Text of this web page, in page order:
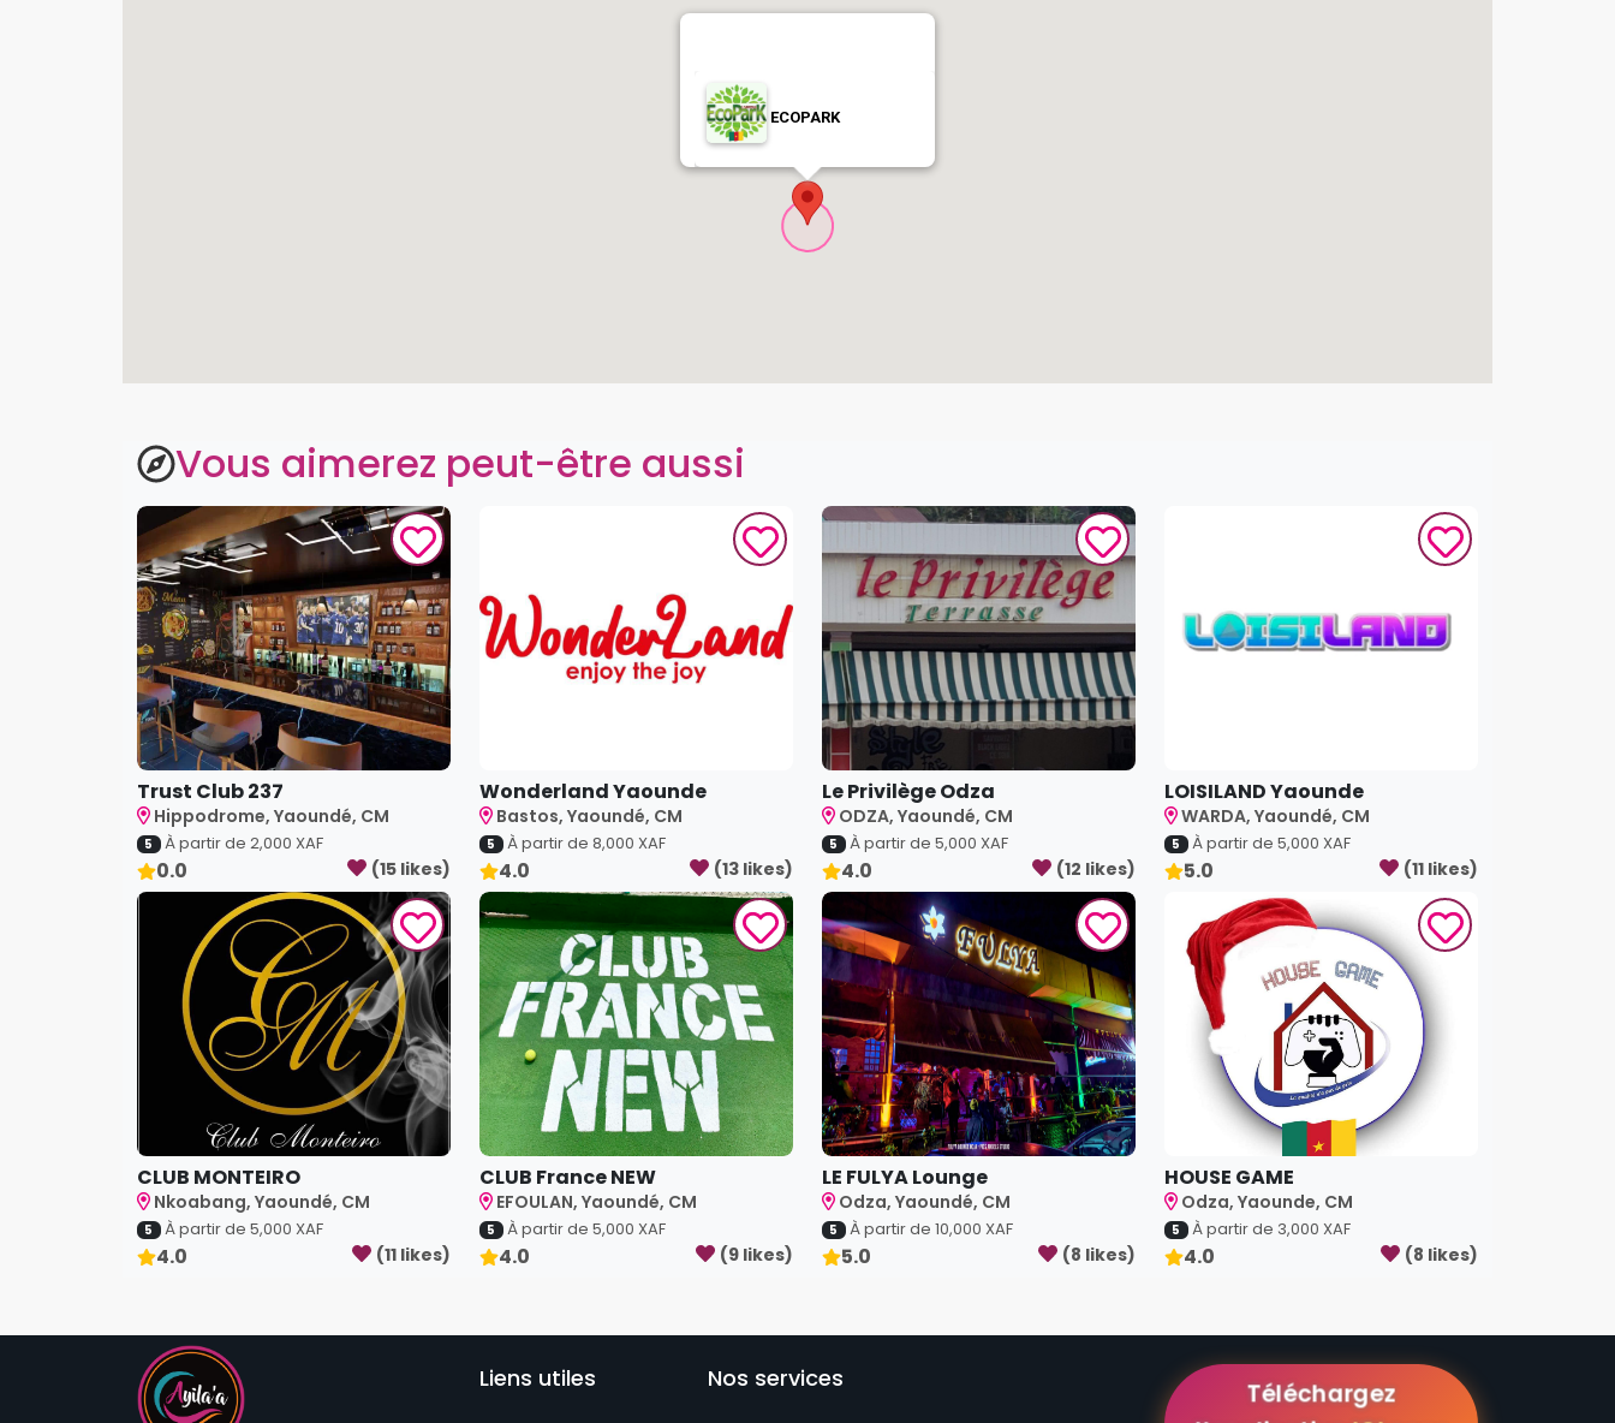
ECOPARK
Vous aimerez peut-être aussi
Trust Club 237
Hippodrome, Yaoundé, CM
5 À partir de 2,000 XAF
0.0 (15 likes)
Wonderland Yaounde
Bastos, Yaoundé, CM
5 À partir de 8,000 XAF
4.0 (13 likes)
Le Privilège Odza
ODZA, Yaoundé, CM
5 À partir de 5,000 XAF
4.0 (12 likes)
LOISILAND Yaounde
WARDA, Yaoundé, CM
5 À partir de 5,000 XAF
5.0 (11 likes)
CLUB MONTEIRO
Nkoabang, Yaoundé, CM
5 À partir de 5,000 XAF
4.0 (11 likes)
CLUB France NEW
EFOULAN, Yaoundé, CM
5 À partir de 5,000 XAF
4.0 (9 likes)
LE FULYA Lounge
Odza, Yaoundé, CM
5 À partir de 10,000 XAF
5.0 (8 likes)
HOUSE GAME
Odza, Yaounde, CM
5 À partir de 3,000 XAF
4.0 (8 likes)
Liens utiles Nos services
Téléchargez